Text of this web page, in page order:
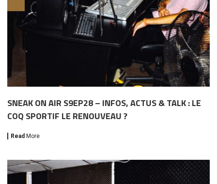
SNEAK ON AIR S9EP28 – INFOS, ACTUS & TALK : LE
COQ SPORTIF LE RENOUVEAU ?
Read More